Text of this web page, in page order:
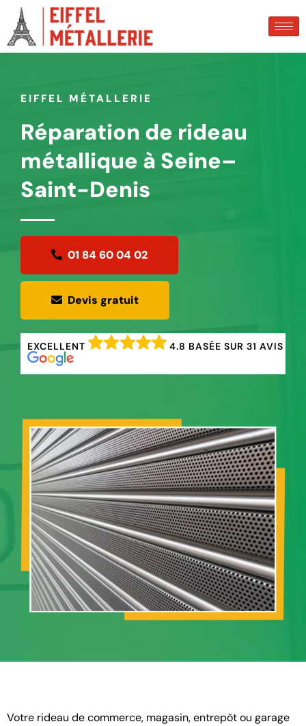
EIFFEL MÉTALLERIE
Réparation de rideau
métallique à Seine–
Saint-Denis
01 84 60 04 02
Devis gratuit
EXCELLENT 4.8 BASÉE SUR 31 AVIS
Votre rideau de commerce, magasin, entrepôt ou garage